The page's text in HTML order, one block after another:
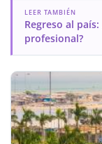
LEER TAMBIÉN
Regreso al
profesional?